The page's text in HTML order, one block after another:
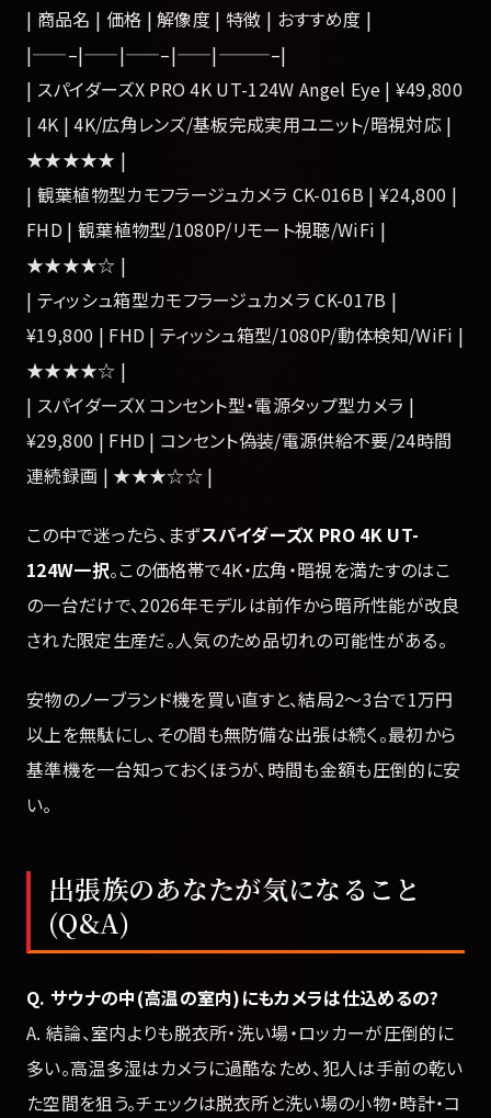
| 商品名 | 価格 | 解像度 | 特徴 | おすすめ度 |
|——–|——|——–|——|———–|
| スパイダーズX PRO 4K UT-124W Angel Eye | ¥49,800
| 4K | 4K/広角レンズ/基板完成実用ユニット/暗視対応 |
★★★★★ |
| 観葉植物型カモフラージュカメラ CK-016B | ¥24,800 |
FHD | 観葉植物型/1080P/リモート視聴/WiFi |
★★★★☆ |
| ティッシュ箱型カモフラージュカメラ CK-017B |
¥19,800 | FHD | ティッシュ箱型/1080P/動体検知/WiFi |
★★★★☆ |
| スパイダーズX コンセント型・電源タップ型カメラ |
¥29,800 | FHD | コンセント偽装/電源供給不要/24時間
連続録画 | ★★★☆☆ |
この中で迷ったら、まずスパイダーズX PRO 4K UT-
124W一択。この価格帯で4K・広角・暗視を満たすのはこ
の一台だけで、2026年モデルは前作から暗所性能が改良
された限定生産だ。人気のため品切れの可能性がある。
安物のノーブランド機を買い直すと、結局2〜3台で1万円
以上を無駄にし、その間も無防備な出張は続く。最初から
基準機を一台知っておくほうが、時間も金額も圧倒的に安
い。
出張族のあなたが気になること
(Q&A)
Q. サウナの中(高温の室内)にもカメラは仕込めるの?
A. 結論、室内よりも脱衣所・洗い場・ロッカーが圧倒的に
多い。高温多湿はカメラに過酷なため、犯人は手前の乾い
た空間を狙う。チェックは脱衣所と洗い場の小物・時計・コ